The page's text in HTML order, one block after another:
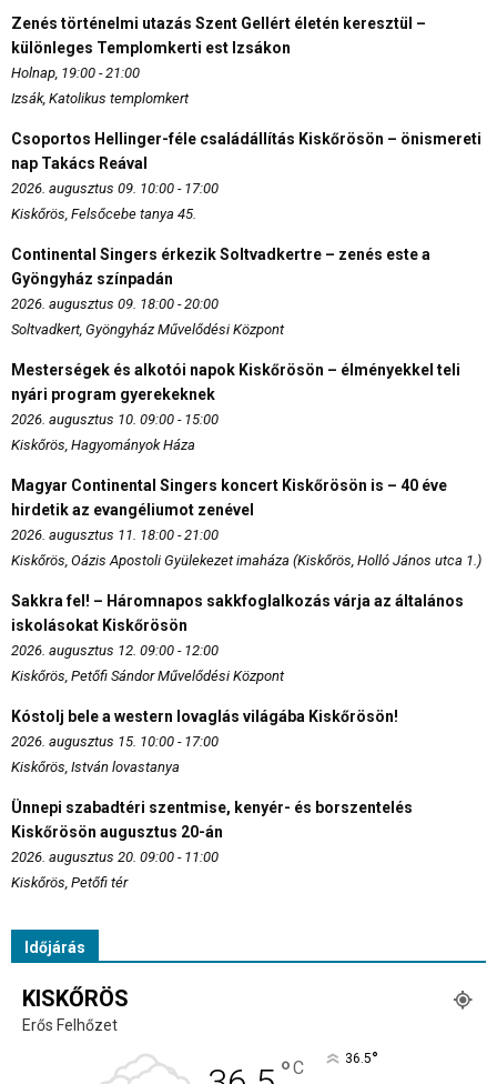
Zenés történelmi utazás Szent Gellért életén keresztül –
különleges Templomkerti est Izsákon
Holnap, 19:00 - 21:00
Izsák, Katolikus templomkert
Csoportos Hellinger-féle családállítás Kiskőrösön – önismereti
nap Takács Reával
2026. augusztus 09. 10:00 - 17:00
Kiskőrös, Felsőcebe tanya 45.
Continental Singers érkezik Soltvadkertre – zenés este a
Gyöngyház színpadán
2026. augusztus 09. 18:00 - 20:00
Soltvadkert, Gyöngyház Művelődési Központ
Mesterségek és alkotói napok Kiskőrösön – élményekkel teli
nyári program gyerekeknek
2026. augusztus 10. 09:00 - 15:00
Kiskőrös, Hagyományok Háza
Magyar Continental Singers koncert Kiskőrösön is – 40 éve
hirdetik az evangéliumot zenével
2026. augusztus 11. 18:00 - 21:00
Kiskőrös, Oázis Apostoli Gyülekezet imaháza (Kiskőrös, Holló János utca 1.)
Sakkra fel! – Háromnapos sakkfoglalkozás várja az általános
iskolásokat Kiskőrösön
2026. augusztus 12. 09:00 - 12:00
Kiskőrös, Petőfi Sándor Művelődési Központ
Kóstolj bele a western lovaglás világába Kiskőrösön!
2026. augusztus 15. 10:00 - 17:00
Kiskőrös, István lovastanya
Ünnepi szabadtéri szentmise, kenyér- és borszentelés
Kiskőrösön augusztus 20-án
2026. augusztus 20. 09:00 - 11:00
Kiskőrös, Petőfi tér
Időjárás
KISKŐRÖS
Erős Felhőzet
°C 36.5°